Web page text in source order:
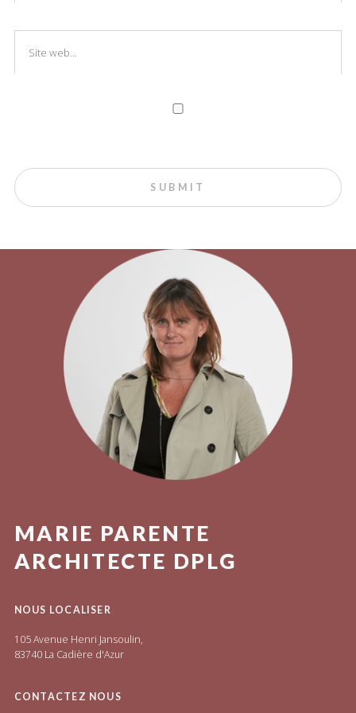
MARIE PARENTE
ARCHITECTE DPLG
NOUS LOCALISER
105 Avenue Henri Jansoulin,
83740 La Cadière d'Azur
CONTACTEZ NOUS